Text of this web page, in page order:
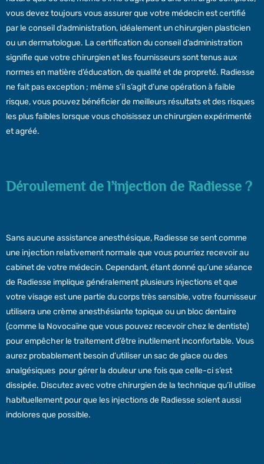
vous devez toujours vous assurer que votre médecin est certifié
par le conseil d’administration, idéalement un chirurgien plasticien
ou un dermatologue. La certification du conseil d’administration
signifie que votre chirurgien et les fournisseurs sont tenus aux
normes en matière d’éducation, de qualité et de propreté. Radiesse
ne fait pas exception ; même s’il s’agit d’une opération à faible
risque, vous pouvez bénéficier de meilleurs résultats et des risques
les plus faibles lorsque vous choisissez un chirurgien expérimenté
et agréé.
Déroulement de l’injection de Radiesse ?
Sans aucune assistance anesthésique, Radiesse se sent comme
une injection relativement normale que vous pourriez recevoir au
cabinet de votre médecin. Cependant, étant donné qu’une séance
de Radiesse implique généralement plusieurs injections et que
votre visage est une partie du corps très sensible, votre fournisseur
utilisera une crème anesthésiante topique ou un bloc dentaire
(comme la Novocaïne que vous pouvez recevoir chez le dentiste)
pour empêcher le traitement d’être inutilement inconfortable. Vous
aurez probablement besoin d’utiliser un sac de glace ou des
analgésiques pour gérer la douleur une fois que celle-ci s’est
dissipée. Discutez avec votre chirurgien de la technique qu’il utilise
habituellement pour que les injections de Radiesse soient aussi
indolores que possible.